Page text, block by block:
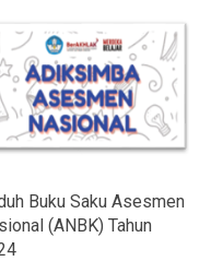
Buku Saku Asesmen
(ANBK) Tahun